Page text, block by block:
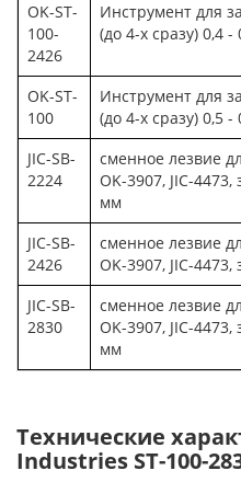
OK-ST-
100-
2426
Инструмент для
(до 4-х сразу) 0,4 -
OK-ST-
100
Инструмент для
(до 4-х сразу) 0,5 -
JIC-SB-
2224
сменное лезвие
OK-3907, JIC-
мм
JIC-SB-
2426
сменное лезвие
OK-3907, JIC-
JIC-SB-
2830
сменное лезвие
OK-3907, JIC-
мм
Технические
Industries ST-100-